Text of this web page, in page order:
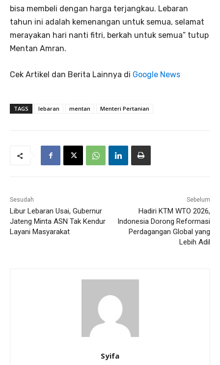
bisa membeli dengan harga terjangkau. Lebaran
tahun ini adalah kemenangan untuk semua, selamat
merayakan hari nanti fitri, berkah untuk semua” tutup
Mentan Amran.
Cek Artikel dan Berita Lainnya di Google News
TAGS lebaran mentan Menteri Pertanian
Sesudah
Libur Lebaran Usai, Gubernur
Jateng Minta ASN Tak Kendur
Layani Masyarakat
Sebelum
Hadiri KTM WTO 2026,
Indonesia Dorong Reformasi
Perdagangan Global yang
Lebih Adil
Syifa